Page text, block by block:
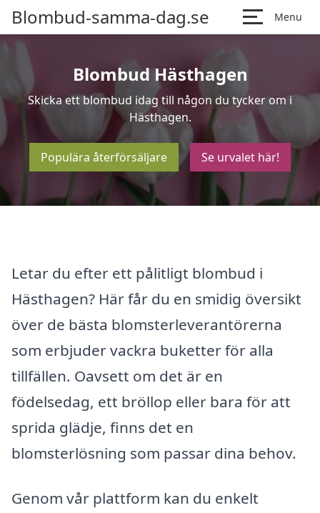
Blombud-samma-dag.se Menu
Blombud Hästhagen
Skicka ett blombud idag till någon du tycker om i
Hästhagen.
Populära återförsäljare Se urvalet här!
Letar du efter ett pålitligt blombud i
Hästhagen? Här får du en smidig översikt
över de bästa blomsterleverantörerna
som erbjuder vackra buketter för alla
tillfällen. Oavsett om det är en
födelsedag, ett bröllop eller bara för att
sprida glädje, finns det en
blomsterlösning som passar dina behov.
Genom vår plattform kan du enkelt